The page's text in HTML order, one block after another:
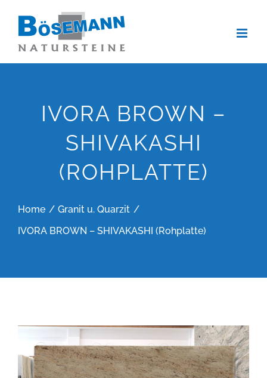
springen
IVORA BROWN –
SHIVAKASHI
(ROHPLATTE)
Home
Granit u. Quarzit
IVORA BROWN – SHIVAKASHI (Rohplatte)